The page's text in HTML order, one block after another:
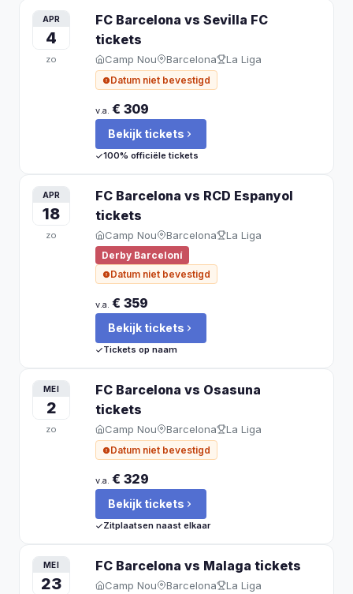
APR
4
zo
FC Barcelona vs Sevilla FC
tickets
Camp Nou Barcelona La Liga
Datum niet bevestigd
v.a. € 309
Bekijk tickets
100% officiële tickets
APR
18
zo
FC Barcelona vs RCD Espanyol
tickets
Camp Nou Barcelona La Liga
Derby Barceloní
Datum niet bevestigd
v.a. € 359
Bekijk tickets
Tickets op naam
MEI
2
zo
FC Barcelona vs Osasuna
tickets
Camp Nou Barcelona La Liga
Datum niet bevestigd
v.a. € 329
Bekijk tickets
Zitplaatsen naast elkaar
MEI
23
FC Barcelona vs Malaga tickets
Camp Nou Barcelona La Liga